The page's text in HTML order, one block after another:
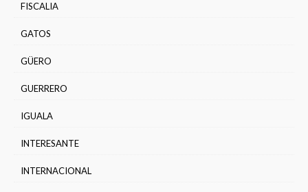
FISCALIA
GATOS
GÜERO
GUERRERO
IGUALA
INTERESANTE
INTERNACIONAL